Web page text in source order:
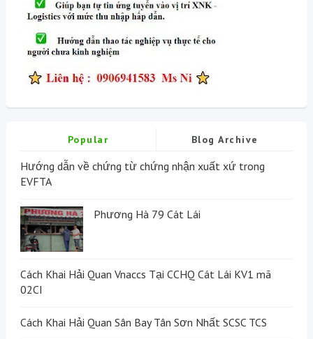
Popular Blog Archive
Hướng dẫn về chứng từ chứng nhận xuất xứ trong
EVFTA
Phương Hà 79 Cát Lái
Cách Khai Hải Quan Vnaccs Tại CCHQ Cát Lái KV1 mã
02CI
Cách Khai Hải Quan Sân Bay Tân Sơn Nhất SCSC TCS